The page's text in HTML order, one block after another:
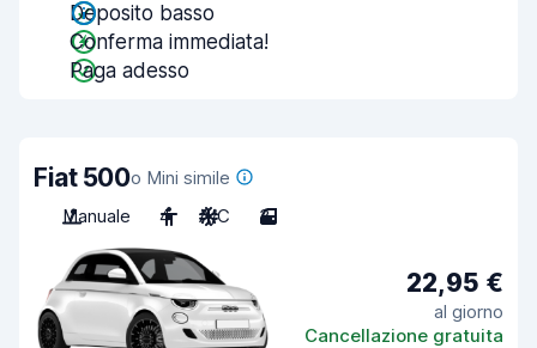
Deposito basso
Conferma immediata!
Paga adesso
Fiat 500o Mini simile
Manuale
4 A/C 3
22,95 €
al giorno
Cancellazione gratuita